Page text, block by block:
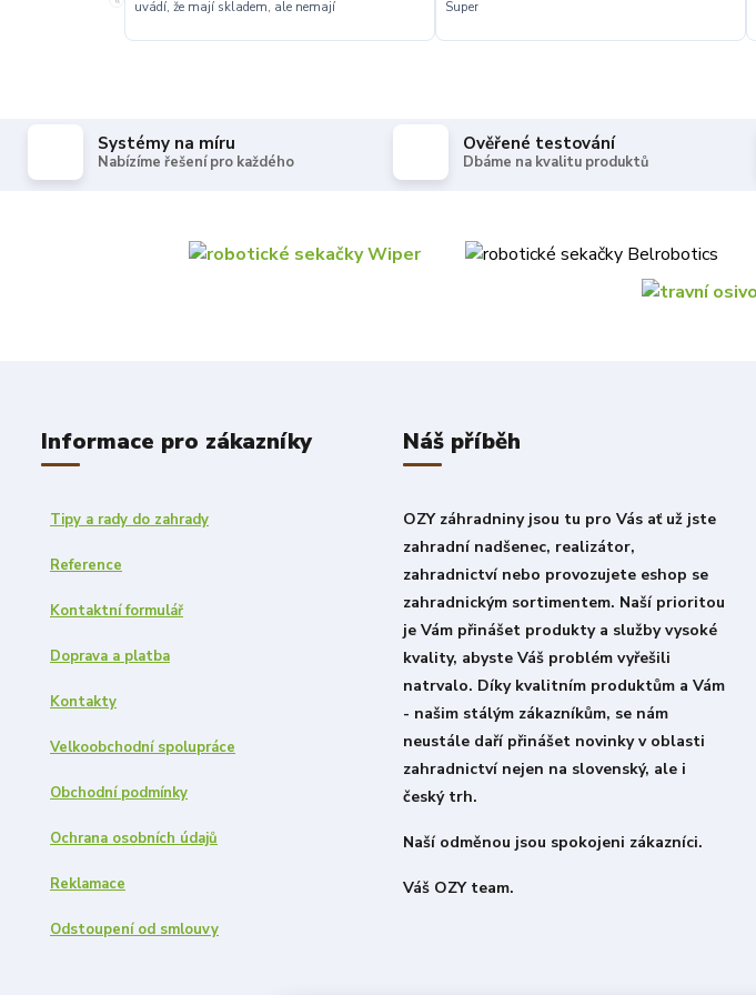
uvádí, že mají skladem, ale nemají Super
Systémy na míru
Nabízíme řešení pro každého
Ověřené testování
Dbáme na kvalitu produktů
Informace pro zákazníky
Tipy a rady do zahrady
Reference
Kontaktní formulář
Doprava a platba
Kontakty
Velkoobchodní spolupráce
Obchodní podmínky
Ochrana osobních údajů
Reklamace
Odstoupení od smlouvy
Náš příběh
OZY záhradniny jsou tu pro Vás ať už jste
zahradní nadšenec, realizátor,
zahradnictví nebo provozujete eshop se
zahradnickým sortimentem. Naší prioritou
je Vám přinášet produkty a služby vysoké
kvality, abyste Váš problém vyřešili
natrvalo. Díky kvalitním produktům a Vám
- našim stálým zákazníkům, se nám
neustále daří přinášet novinky v oblasti
zahradnictví nejen na slovenský, ale i
český trh.
Naší odměnou jsou spokojeni zákazníci.
Váš OZY team.